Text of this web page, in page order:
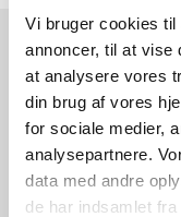
Vi bruger cookies
annoncer, til at vise
at analysere vores
din brug af vores
for sociale medier,
analysepartnere.
data med andre
de har indsamlet
4.0:
Webshop
Test
dine
argumenter